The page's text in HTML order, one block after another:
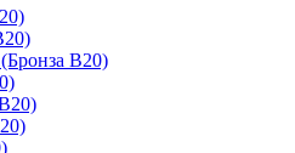
B20)